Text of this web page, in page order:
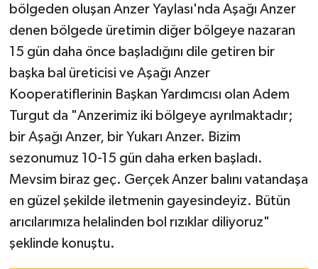
bölgeden oluşan Anzer Yaylası'nda Aşağı Anzer
denen bölgede üretimin diğer bölgeye nazaran
15 gün daha önce başladığını dile getiren bir
başka bal üreticisi ve Aşağı Anzer
Kooperatiflerinin Başkan Yardımcısı olan Adem
Turgut da "Anzerimiz iki bölgeye ayrılmaktadır;
bir Aşağı Anzer, bir Yukarı Anzer. Bizim
sezonumuz 10-15 gün daha erken başladı.
Mevsim biraz geç. Gerçek Anzer balını vatandaşa
en güzel şekilde iletmenin gayesindeyiz. Bütün
arıcılarımıza helalinden bol rızıklar diliyoruz"
şeklinde konuştu.